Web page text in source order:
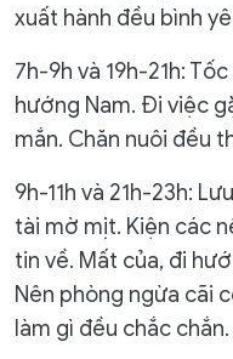
xuất hành đều bình
7h-9h và 19h-21h:
hướng Nam. Đi việc
mắn. Chăn nuôi đều
9h-11h và 21h-23h:
tài mờ mịt. Kiện các
tin về. Mất của, đi
Nên phòng ngừa cãi
làm gì đều chắc chắn.